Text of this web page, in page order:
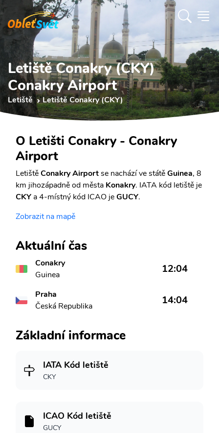
Letiště Conakry (CKY)
Conakry Airport
Letiště Letiště Conakry (CKY)
O Letišti Conakry - Conakry
Airport
LetištěConakry Airportse nachází ve státěGuinea, 8
km jihozápadně od města Konakry. IATA kód letiště je
CKY a 4-místný kód ICAO jeGUCY.
Zobrazit na mapě
Aktuální čas
Conakry
Guinea
12:04
Praha
Česká Republika
14:04
Základní informace
IATA Kód letiště
CKY
ICAO Kód letiště
GUCY